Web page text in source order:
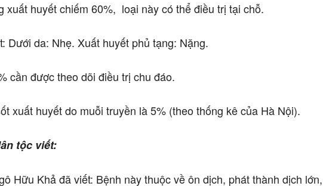
xuất huyết chiếm 60%, loại này có thể điều trị tại chỗ.
Dưới da: Nhẹ. Xuất huyết phủ tạng: Nặng.
cần được theo dõi điều trị chu đáo.
xuất huyết do muỗi truyền là 5% (theo thống kê của Hà Nội).
tộc viết:
Hữu Khả đã viết: Bệnh này thuộc về ôn dịch, phát thành dịch lớn,